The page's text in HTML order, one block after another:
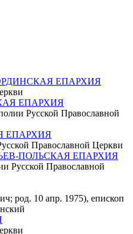
ЕПАРХИЯ
ЕПАРХИЯ
Русской Православной
ЕПАРХИЯ
Православной Церкви
ПОЛЬСКАЯ ЕПАРХИЯ
Русской Православной
род. 10 апр. 1975), епископ